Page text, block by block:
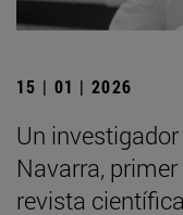
15 | 01 | 2026
Un
Navarra,
revista